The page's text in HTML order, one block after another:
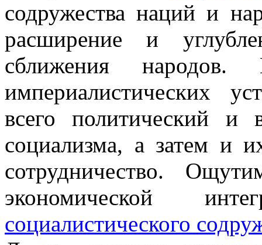
содружества наций и
расширение и
сближения народов.
империалистических
всего политический и
социализма, а затем и
сотрудничество.
экономической
социалистического